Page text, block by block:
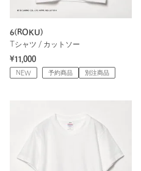
6(ROKU)
Tシャツ / カットソー
¥11,000
NEW 予約商品 別注商品